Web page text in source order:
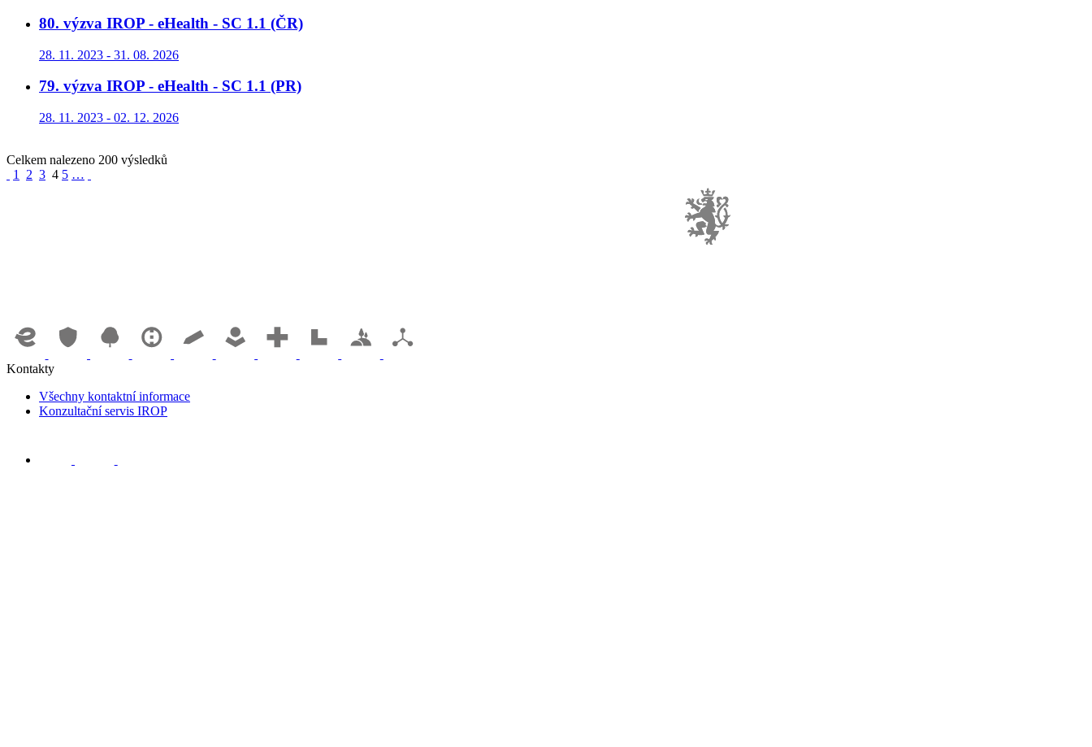
80. výzva IROP - eHealth - SC 1.1 (ČR)
28. 11. 2023 - 31. 08. 2026
79. výzva IROP - eHealth - SC 1.1 (PR)
28. 11. 2023 - 02. 12. 2026
Celkem nalezeno 200 výsledků
1
2 3 4 5 …
Kontakty
Všechny kontaktní informace
Konzultační servis IROP